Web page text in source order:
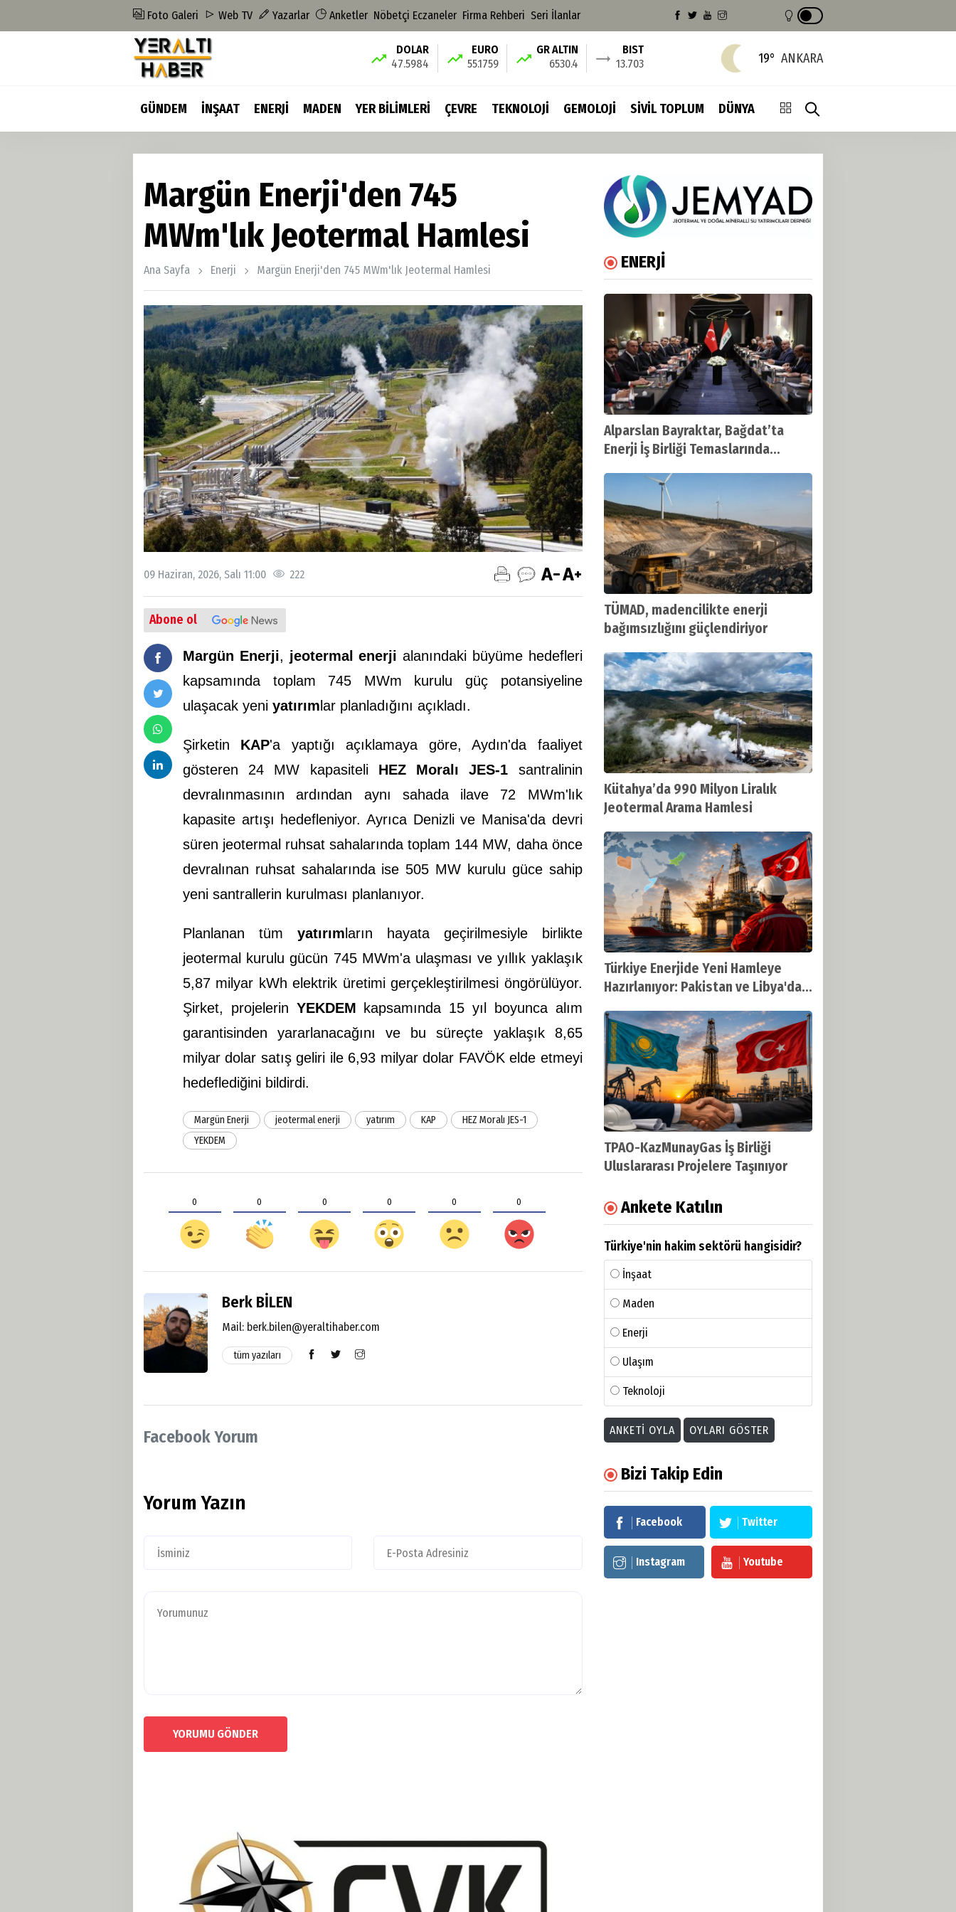
Foto Galeri Web TV Yazarlar Anketler Nöbetçi Eczaneler Firma Rehberi Seri İlanlar
DOLAR
47.5984
EURO
55.1759
GR ALTIN
6530.4
BIST
13.703
19° ANKARA
GÜNDEM İNŞAAT ENERJİ MADEN YER BİLİMLERİ ÇEVRE TEKNOLOJİ GEMOLOJİ SİVİL TOPLUM DÜNYA
Margün Enerji'den 745
MWm'lık Jeotermal Hamlesi
Ana Sayfa Enerji Margün Enerji'den 745 MWm'lık Jeotermal Hamlesi
09 Haziran, 2026, Salı 11:00 222
Abone ol
Margün Enerji, jeotermal enerji alanındaki büyüme hedefleri
kapsamında toplam 745 MWm kurulu güç potansiyeline
ulaşacak yeni yatırım lar planladığını açıkladı.
Şirketin KAP'a yaptığı açıklamaya göre, Aydın'da faaliyet
gösteren 24 MW kapasiteli HEZ Moralı JES-1 santralinin
devralınmasının ardından aynı sahada ilave 72 MWm'lık
kapasite artışı hedefleniyor. Ayrıca Denizli ve Manisa'da devri
süren jeotermal ruhsat sahalarında toplam 144 MW, daha önce
devralınan ruhsat sahalarında ise 505 MW kurulu güce sahip
yeni santrallerin kurulması planlanıyor.
Planlanan tüm yatırım ların hayata geçirilmesiyle birlikte
jeotermal kurulu gücün 745 MWm'a ulaşması ve yıllık yaklaşık
5,87 milyar kWh elektrik üretimi gerçekleştirilmesi öngörülüyor.
Şirket, projelerin YEKDEM kapsamında 15 yıl boyunca alım
garantisinden yararlanacağını ve bu süreçte yaklaşık 8,65
milyar dolar satış geliri ile 6,93 milyar dolar FAVÖK elde etmeyi
hedeflediğini bildirdi.
Margün Enerji jeotermal enerji yatırım KAP
HEZ Moralı JES-1
YEKDEM
0 0 0 0 0 0
Berk BİLEN
Mail: berk.bilen@yeraltihaber.com
tüm yazıları
Facebook Yorum
Yorum Yazın
YORUMU GÖNDER
ENERJİ
Alparslan Bayraktar, Bağdat’ta
Enerji İş Birliği Temaslarında
TÜMAD, madencilikte enerji
bağımsızlığını güçlendiriyor
Kütahya’da 990 Milyon Liralık
Jeotermal Arama Hamlesi
Türkiye Enerjide Yeni Hamleye
Hazırlanıyor: Pakistan ve Libya'da
TPAO-KazMunayGas İş Birliği
Uluslararası Projelere Taşınıyor
Ankete Katılın
Türkiye'nin hakim sektörü hangisidir?
İnşaat
Maden
Enerji
Ulaşım
Teknoloji
ANKETI OYLA OYLARI GÖSTER
Bizi Takip Edin
Facebook Twitter
Instagram Youtube